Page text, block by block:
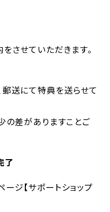
させていただきます。
郵送にて特典を送らせて
の差がありますことご
了
ジ【サポートショップ